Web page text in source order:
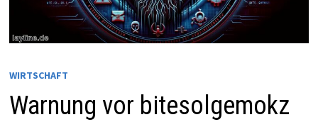
WIRTSCHAFT
Warnung vor bitesolgemokz